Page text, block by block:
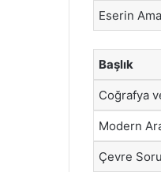
Eserin
Başlık
Coğrafya
Modern
Çevre